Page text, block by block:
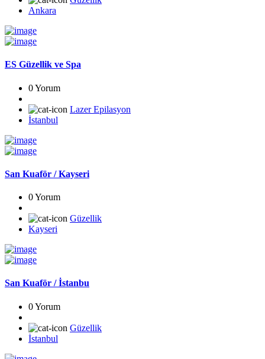
Ankara
ES Güzellik ve Spa
0 Yorum
Lazer Epilasyon
İstanbul
San Kuaför / Kayseri
0 Yorum
Güzellik
Kayseri
San Kuaför / İstanbu
0 Yorum
Güzellik
İstanbul